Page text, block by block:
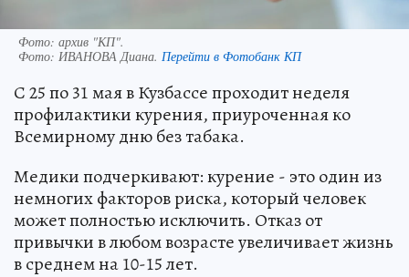
Фото: архив "КП".
Фото: ИВАНОВА Диана. Перейти в Фотобанк КП
С 25 по 31 мая в Кузбассе проходит неделя
профилактики курения, приуроченная ко
Всемирному дню без табака.
Медики подчеркивают: курение - это один из
немногих факторов риска, который человек
может полностью исключить. Отказ от
привычки в любом возрасте увеличивает жизнь
в среднем на 10-15 лет.